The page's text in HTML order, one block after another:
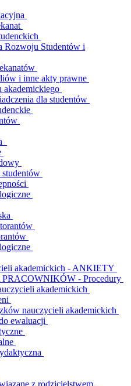
Rozwoju Studentów i
i inne akty prawne
akademickiego
dla studentów
studentów
akademickich - ANKIETY
- Procedury
akademickich
nauczycieli akademickich
ewaluacji
z rodzicielstwem